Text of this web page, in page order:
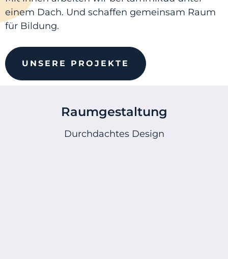
einem Dach. Und schaffen gemeinsam Raum
für Bildung.
UNSERE PROJEKTE
Raumgestaltung
Durchdachtes Design